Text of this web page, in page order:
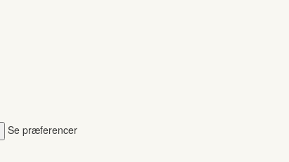
Se præferencer